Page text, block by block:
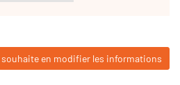
souhaite en modifier les informations